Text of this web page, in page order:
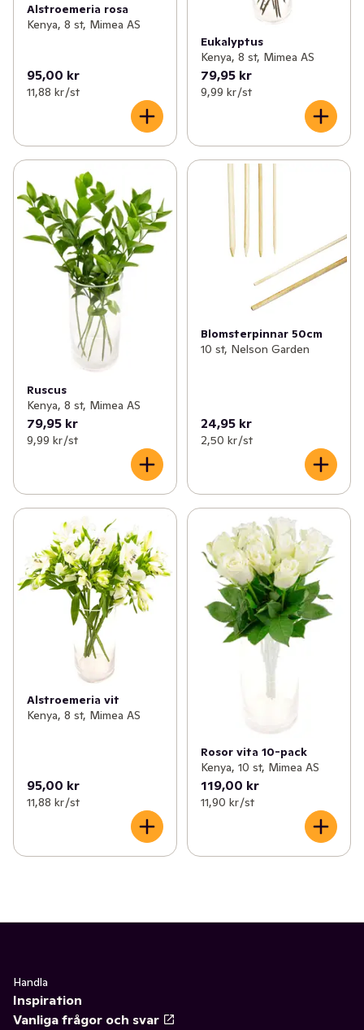
Alstroemeria rosa
Kenya, 8 st, Mimea AS
95,00 kr
11,88 kr /st
Eukalyptus
Kenya, 8 st, Mimea AS
79,95 kr
9,99 kr /st
Ruscus
Kenya, 8 st, Mimea AS
79,95 kr
9,99 kr /st
Blomsterpinnar 50cm
10 st, Nelson Garden
24,95 kr
2,50 kr /st
Alstroemeria vit
Kenya, 8 st, Mimea AS
95,00 kr
11,88 kr /st
Rosor vita 10-pack
Kenya, 10 st, Mimea AS
119,00 kr
11,90 kr /st
Handla
Inspiration
Vanliga frågor och svar